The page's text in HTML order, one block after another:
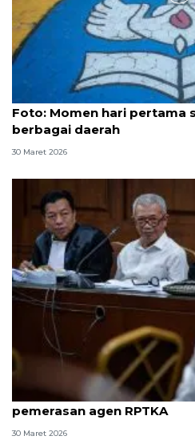
Foto: Momen hari pertama
berbagai daerah
30 Maret 2026
8 ASN Kemenaker hadapi
pemerasan agen RPTKA
30 Maret 2026